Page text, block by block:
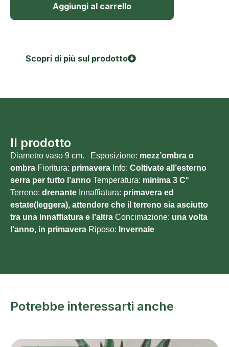
Aggiungi al carrello
Scopri di più sul prodotto
Il prodotto
Diametro vaso 9 cm. Esposizione: mezz’ombra o
ombra Fioritura: primavera Info: Coltivate all’esterno
serra per tutto l’anno Temperatura: minima 3 C°
Terreno: drenante Innaffiatura: primavera ed
estate(leggera), attendere che il terreno sia asciutto
tra una innaffiatura e l’altra Concimazione: una volta
l’anno, in primavera Riposo: Invernale
Potrebbe interessarti anche